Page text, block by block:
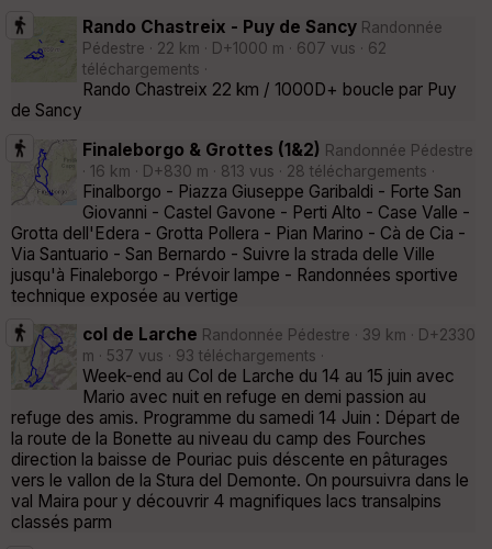
Rando Chastreix - Puy de Sancy Randonnée
Pédestre · 22 km · D+1000 m · 607 vus · 62
téléchargements ·
Rando Chastreix 22 km / 1000D+ boucle par Puy
de Sancy
Finaleborgo & Grottes (1&2) Randonnée Pédestre
· 16 km · D+830 m · 813 vus · 28 téléchargements ·
Finalborgo - Piazza Giuseppe Garibaldi - Forte San
Giovanni - Castel Gavone - Perti Alto - Case Valle -
Grotta dell'Edera - Grotta Pollera - Pian Marino - Cà de Cia -
Via Santuario - San Bernardo - Suivre la strada delle Ville
jusqu'à Finaleborgo - Prévoir lampe - Randonnées sportive
technique exposée au vertige
col de Larche Randonnée Pédestre · 39 km · D+2330
m · 537 vus · 93 téléchargements ·
Week-end au Col de Larche du 14 au 15 juin avec
Mario avec nuit en refuge en demi passion au
refuge des amis. Programme du samedi 14 Juin : Départ de
la route de la Bonette au niveau du camp des Fourches
direction la baisse de Pouriac puis déscente en pâturages
vers le vallon de la Stura del Demonte. On poursuivra dans le
val Maira pour y découvrir 4 magnifiques lacs transalpins
classés parm